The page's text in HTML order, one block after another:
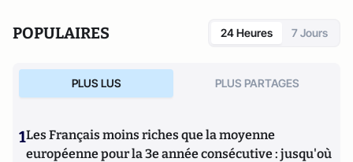
POPULAIRES 24 Heures 7 Jours
PLUS LUS PLUS PARTAGES
1Les Français moins riches que la moyenne
européenne pour la 3e année consécutive : jusqu'où